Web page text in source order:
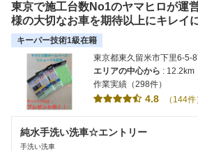
東京で施工台数No1のヤマヒロが運
様の大切なお車を期待以上にキレイ
富な技術スタッフ4名がオーナー様の
イ！！」にしていきます！
キーパー技術1級在籍
東京都東久留米市下里6-5-
エリアの中心から : 12.2km
作業実績（298件）
4.8 （144件
純水手洗い洗車☆エントリー
手洗い洗車